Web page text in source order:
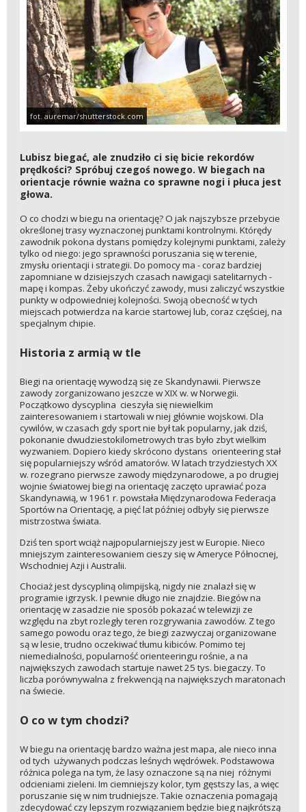
fot. auremar/shutterstock.com
Lubisz biegać, ale znudziło ci się bicie rekordów
prędkości? Spróbuj czegoś nowego. W biegach na
orientacje równie ważna co sprawne nogi i płuca jest
głowa.
O co chodzi w biegu na orientację? O jak najszybsze przebycie
określonej trasy wyznaczonej punktami kontrolnymi. Którędy
zawodnik pokona dystans pomiędzy kolejnymi punktami, zależy
tylko od niego: jego sprawności poruszania się w terenie,
zmysłu orientacji i strategii. Do pomocy ma - coraz bardziej
zapomniane w dzisiejszych czasach nawigacji satelitarnych -
mapę i kompas. Żeby ukończyć zawody, musi zaliczyć wszystkie
punkty w odpowiedniej kolejności. Swoją obecność w tych
miejscach potwierdza na karcie startowej lub, coraz częściej, na
specjalnym chipie.
Historia z armią w tle
Biegi na orientację wywodzą się ze Skandynawii. Pierwsze
zawody zorganizowano jeszcze w XIX w. w Norwegii.
Początkowo dyscyplina cieszyła się niewielkim
zainteresowaniem i startowali w niej głównie wojskowi. Dla
cywilów, w czasach gdy sport nie był tak popularny, jak dziś,
pokonanie dwudziestokilometrowych tras było zbyt wielkim
wyzwaniem. Dopiero kiedy skrócono dystans orienteering stał
się popularniejszy wśród amatorów. W latach trzydziestych XX
w. rozegrano pierwsze zawody międzynarodowe, a po drugiej
wojnie światowej biegi na orientację zaczęto uprawiać poza
Skandynawią, w 1961 r. powstała Międzynarodowa Federacja
Sportów na Orientację, a pięć lat później odbyły się pierwsze
mistrzostwa świata.
Dziś ten sport wciąż najpopularniejszy jest w Europie. Nieco
mniejszym zainteresowaniem cieszy się w Ameryce Północnej,
Wschodniej Azji i Australii.
Chociaż jest dyscypliną olimpijską, nigdy nie znalazł się w
programie igrzysk. I pewnie długo nie znajdzie. Biegów na
orientację w zasadzie nie sposób pokazać w telewizji ze
względu na zbyt rozległy teren rozgrywania zawodów. Z tego
samego powodu oraz tego, że biegi zazwyczaj organizowane
są w lesie, trudno oczekiwać tłumu kibiców. Pomimo tej
niemedialności, popularność orienteeringu rośnie, a na
największych zawodach startuje nawet 25 tys. biegaczy. To
liczba porównywalna z frekwencją na największych maratonach
na świecie.
O co w tym chodzi?
W biegu na orientację bardzo ważna jest mapa, ale nieco inna
od tych używanych podczas leśnych wędrówek. Podstawowa
różnica polega na tym, że lasy oznaczone są na niej różnymi
odcieniami zieleni. Im ciemniejszy kolor, tym gęstszy las, a więc
poruszanie się w nim trudniejsze. Takie oznaczenia pomagają
zdecydować czy lepszym rozwiązaniem będzie bieg najkrótszą